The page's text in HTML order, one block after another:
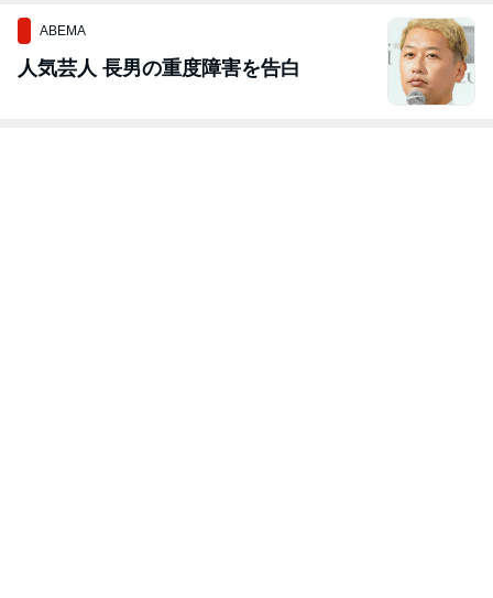
ABEMA
人気芸人 長男の重度障害を告白